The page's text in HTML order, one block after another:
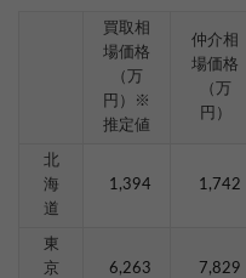
買取相
場価格
（万
円）※
推定値
仲介相
場価格
（万
円）
北
海
道
1,394 1,742
東
京
6,263 7,829